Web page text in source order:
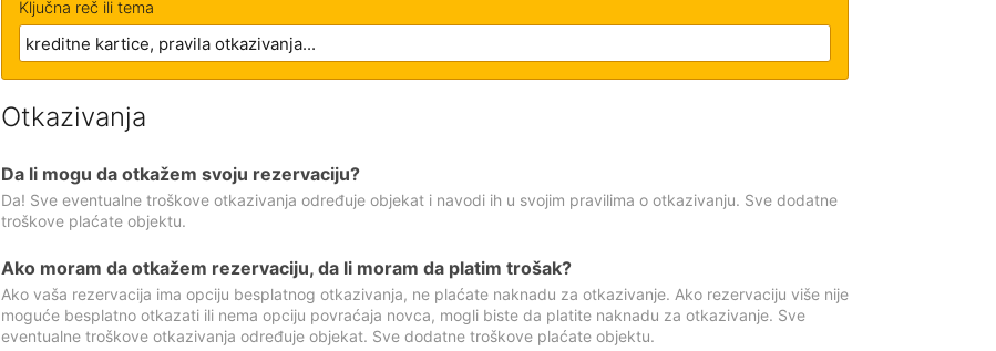
Ključna reč ili tema
Otkazivanja
Da li mogu da otkažem svoju rezervaciju?
Da! Sve eventualne troškove otkazivanja određuje objekat i navodi ih u svojim pravilima o otkazivanju. Sve dodatne
troškove plaćate objektu.
Ako moram da otkažem rezervaciju, da li moram da platim trošak?
Ako vaša rezervacija ima opciju besplatnog otkazivanja, ne plaćate naknadu za otkazivanje. Ako rezervaciju više nije
moguće besplatno otkazati ili nema opciju povraćaja novca, mogli biste da platite naknadu za otkazivanje. Sve
eventualne troškove otkazivanja određuje objekat. Sve dodatne troškove plaćate objektu.